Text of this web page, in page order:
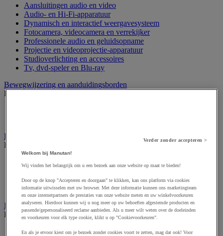
Aansluitingen audio en video
Audio- en Hi-Fi-apparatuur
Dynamisch en interactief weergavesysteem
Fotocamera, videocamera en verrekijker
Professionele audio en geluidsopname
Projectie en videoprojectie-apparatuur
Studioverlichting en accessoires
Tv, dvd-speler en Blu-ray
Bewegwijzering en aanduidingsborden
Bekijk de hele productgroep
Folderrek en -houder
Bekijk de hele productgroep
Folderrek
Mobiel folderrek
Tafel folderstandaard
Wandfolderhouder
Inname en beheer van geld
Bekijk de hele productgroep
Barcode scanner en accessoires
Verder zonder accepteren >
Welkom bij Manutan!
Wij vinden het belangrijk om u een bezoek aan onze website op maat te bieden!
Door op de knop "Accepteren en doorgaan" te klikken, kan ons platform via cookies
informatie uitwisselen met uw browser. Met deze informatie kunnen ons marketingteam
en onze internetpartners de prestaties van onze website meten en uw winkelvoorkeuren
analyseren. Hierdoor kunnen wij u nog meer op uw behoeften afgestemde producten en
passende/gepersonaliseerd reclame aanbieden. Als u meer wilt weten over de doeleinden
en voorkeuren voor elk type cookie, klikt u op "Cookievoorkeuren".
En als je ervoor kiest om je bezoek zonder cookies voort te zetten, mag dat ook! Voor